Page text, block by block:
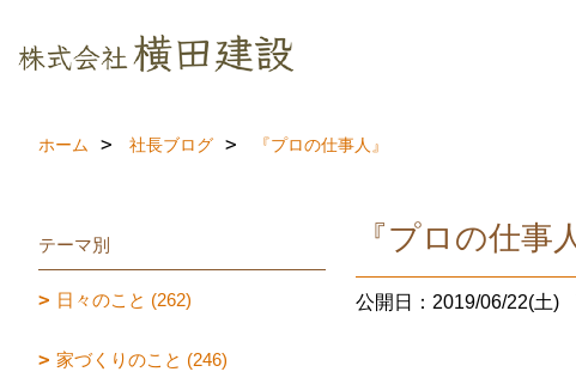
ホーム 社長ブログ 『プロの仕事人』
『プロの仕事
公開日：2019/06/22(土)
テーマ別
日々のこと (262)
家づくりのこと (246)